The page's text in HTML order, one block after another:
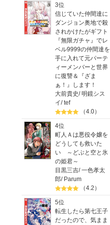
3位
信じていた仲間達に
ダンジョン奥地で殺
されかけたがギフト
『無限ガチャ』でレ
ベル9999の仲間達を
手に入れて元パーテ
ィーメンバーと世界
に復讐＆『ざま
ぁ！』します！
大前貴史/明鏡シス
イ/tef
（4.0）
4位
町人Ａは悪役令嬢を
どうしても救いた
い ～どぶと空と氷
の姫君～
目黒三吉/一色孝太
郎/ Parum
（4.2）
5位
転生したら第七王子
だったので、気まま